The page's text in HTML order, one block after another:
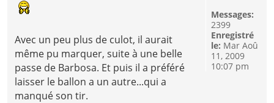
Avec un peu plus de culot, il aurait
même pu marquer, suite à une belle
passe de Barbosa. Et puis il a préféré
laisser le ballon a un autre...qui a
manqué son tir.
Messages:
2399
Enregistré
le: Mar Aoû
11, 2009
10:07 pm